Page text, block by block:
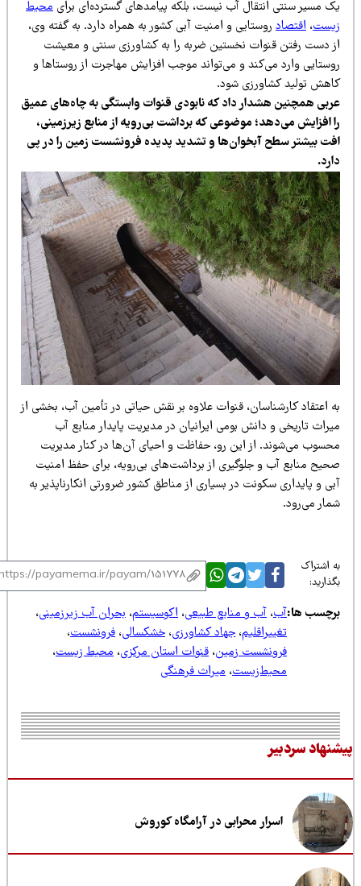
مسیر سنتی انتقال آب نیست، بلکه پیامدهای گسترده‌ای برای محیط
،اقتصادروستایی و امنیت آبی کشور به همراه دارد. به گفته وی،
دست رفتن قنوات نخستین ضربه را به کشاورزی سنتی و معیشت
وارد می‌کند و می‌تواند موجب افزایش مهاجرت از روستاها و
تولید کشاورزی شود.
همچنین هشدار داد که نابودی قنوات وابستگی به چاه‌های عمیق
افزایش می‌دهد؛ موضوعی که برداشت بی‌رویه از منابع زیرزمینی،
بیشتر سطح آبخوان‌ها و تشدید پدیده فرونشست زمین را در پی
اعتقاد کارشناسان، قنوات علاوه بر نقش حیاتی در تأمین آب، بخشی از
تاریخی و دانش بومی ایرانیان در مدیریت پایدار منابع آب
می‌شوند. از این رو، حفاظت و احیای آن‌ها در کنار مدیریت
منابع آب و جلوگیری از برداشت‌های بی‌رویه، برای حفظ امنیت
و پایداری سکونت در بسیاری از مناطق کشور ضرورتی انکارناپذیر به
می‌رود.
اشتراک
ها:آب،آب و منابع طبیعی،اکوسیستم،بحران آب زیرزمینی،
تغییراقلیم،جهاد کشاورزی،خشکسالی،فرونشست،
فرونشست زمین،قنوات استان مرکزی،محیط زیست،
محیط‌زیست،میراث فرهنگی
سردبیر
اسرار محرابی در آرامگاه کوروش